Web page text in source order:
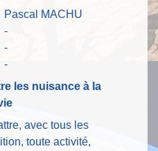
Pascal MACHU
-
-
-
les nuisance à la
avec tous les
toute activité,